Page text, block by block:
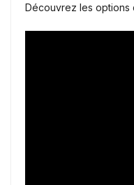
Découvrez les options